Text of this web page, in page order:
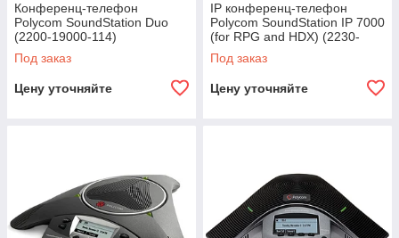
Конференц-телефон
Polycom SoundStation Duo
(2200-19000-114)
Под заказ
Цену уточняйте
IP конференц-телефон
Polycom SoundStation IP 7000
(for RPG and HDX) (2230-
40600-025)
Под заказ
Цену уточняйте